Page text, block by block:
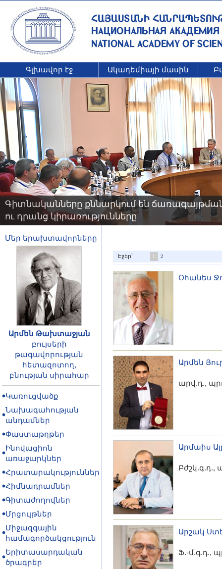
Գլխավոր էջ Ակադեմիայի մասին
Գիտնականները քննարկում են
ու դրանց կիրառությունները
Մեր երախտավորները
Արմեն Թախտաջյան
բույսերի
թագավորության
հետազոտող,
բնության սիրահար
Կառուցվածք
Նախագահության
անդամներ
Փաստաթղթեր
Ինովացիոն
առաջարկներ
Հրատարակություններ
Հիմնադրամներ
Գիտաժողովներ
Մրցույթներ
Միջազգային
համագործակցություն
Երիտասարդական
ծրագրեր
Էջեր՝ 1 2
Օհանես
Արմեն
արվ.դ.,
Արմաիս
Բժշկ.գ.դ.,
Արշակ
Ֆ.-մ.գ.դ.,